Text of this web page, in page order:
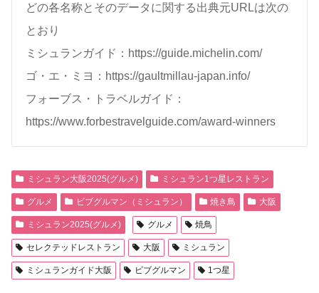
どの各名称とそのデータに関する出典元URLは次の
とおり
ミシュランガイド：https://guide.michelin.com/
ゴ・エ・ミヨ：https://gaultmillau-japan.info/
フォーブス・トラベルガイド：
https://www.forbestravelguide.com/award-winners
ミシュラン大阪2025(グルメ) ミシュラン1つ星レストラン
グルメ ビブグルマン（ミシュラン） 焼き鳥 大阪
ミシュラン2025(グルメ) グルメ 焼鳥
セレクテッドレストラン 大阪 ミシュラン
ミシュランガイド大阪 ビブグルマン 1つ星